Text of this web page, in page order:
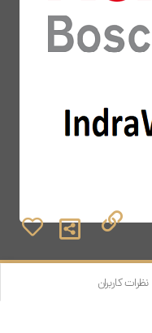
نظرات کاربران